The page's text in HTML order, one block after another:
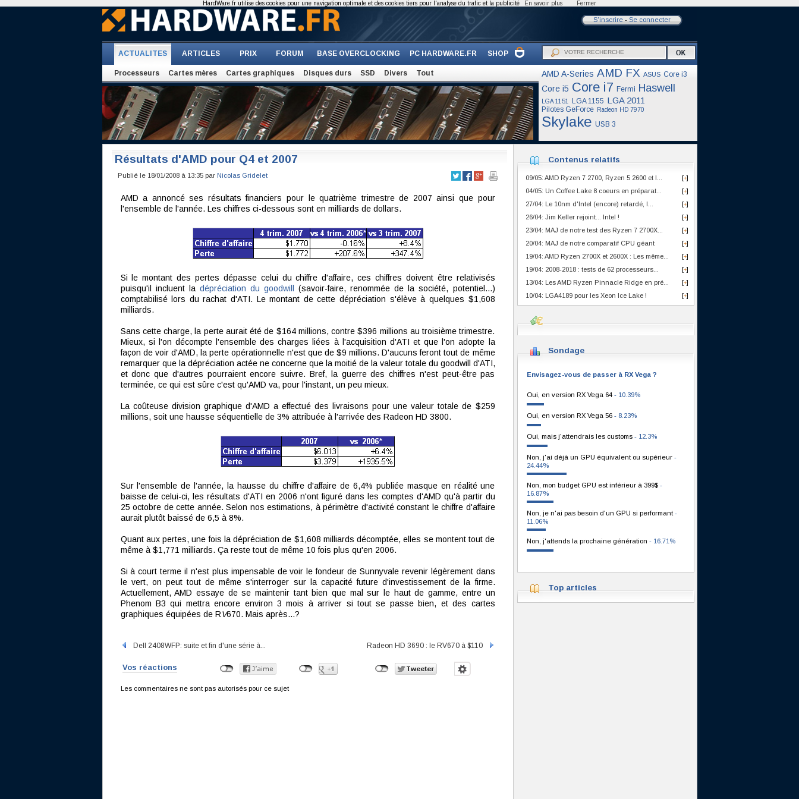
S'inscrire- Se connecter
ACTUALITES ARTICLES PRIX FORUM BASE OVERCLOCKING PC HARDWARE.FR SHOP
Processeurs Cartes mères Cartes graphiques Disques durs SSD Divers Tout AMD A-Series AMD FX ASUS Core i3
Core i5 Core i7 Fermi Haswell
LGA 1151 LGA 1155 LGA 2011
Pilotes GeForce Radeon HD 7970
Skylake USB 3
Résultats d'AMD pour Q4 et 2007
Publié le 18/01/2008 à 13:35 par Nicolas Gridelet
AMD a annoncé ses résultats financiers pour le quatrième trimestre de 2007 ainsi que pour
l'ensemble de l'année. Les chiffres ci-dessous sont en milliards de dollars.
Si le montant des pertes dépasse celui du chiffre d'affaire, ces chiffres doivent être relativisés
puisqu'il incluent la dépréciation du goodwill
(savoir-faire, renommée de la société, potentiel...)
comptabilisé lors du rachat d'ATI. Le montant de cette dépréciation s'élève à quelques $1,608
milliards.
Sans cette charge, la perte aurait été de $164 millions, contre $396 millions au troisième trimestre.
Mieux, si l'on décompte l'ensemble des charges liées à l'acquisition d'ATI et que l'on adopte la
façon de voir d'AMD, la perte opérationnelle n'est que de $9 millions. D'aucuns feront tout de même
remarquer que la dépréciation actée ne concerne que la moitié de la valeur totale du goodwill d'ATI,
et donc que d'autres pourraient encore suivre. Bref, la guerre des chiffres n'est peut-être pas
terminée, ce qui est sûre c'est qu'AMD va, pour l'instant, un peu mieux.
La coûteuse division graphique d'AMD a effectué des livraisons pour une valeur totale de $259
millions, soit une hausse séquentielle de 3% attribuée à l'arrivée des Radeon HD 3800.
Sur l'ensemble de l'année, la hausse du chiffre d'affaire de 6,4% publiée masque en réalité une
baisse de celui-ci, les résultats d'ATI en 2006 n'ont figuré dans les comptes d'AMD qu'à partir du
25 octobre de cette année. Selon nos estimations, à périmètre d'activité constant le chiffre d'affaire
aurait plutôt baissé de 6,5 à 8%.
Quant aux pertes, une fois la dépréciation de $1,608 milliards décomptée, elles se montent tout de
même à $1,771 milliards. Ça reste tout de même 10 fois plus qu'en 2006.
Si à court terme il n'est plus impensable de voir le fondeur de Sunnyvale revenir légèrement dans
le vert, on peut tout de même s'interroger sur la capacité future d'investissement de la firme.
Actuellement, AMD essaye de se maintenir tant bien que mal sur le haut de gamme, entre un
Phenom B3 qui mettra encore environ 3 mois à arriver si tout se passe bien, et des cartes
graphiques équipées de RV670. Mais après...?
Dell 2408WFP: suite et fin d'une série à... Radeon HD 3690 : le RV670 à $110
Vos réactions
Les commentaires ne sont pas autorisés pour ce sujet
Contenus relatifs
[+]
09/05: AMD Ryzen 7 2700, Ryzen 5 2600 et I...
[+]
04/05: Un Coffee Lake 8 coeurs en préparat...
[+]
27/04: Le 10nm d'Intel (encore) retardé, l...
[+]
26/04: Jim Keller rejoint... Intel !
[+]
23/04: MAJ de notre test des Ryzen 7 2700X...
[+]
20/04: MAJ de notre comparatif CPU géant
[+]
19/04: AMD Ryzen 2700X et 2600X : Les même...
[+]
19/04: 2008-2018 : tests de 62 processeurs...
[+]
13/04: Les AMD Ryzen Pinnacle Ridge en pré...
[+]
10/04: LGA4189 pour les Xeon Ice Lake !
Sondage
Envisagez-vous de passer à RX Vega ?
Oui, en version RX Vega 64 - 10.39%
Oui, en version RX Vega 56 - 8.23%
Oui, mais j'attendrais les customs - 12.3%
Non, j'ai déjà un GPU équivalent ou supérieur -
24.44%
Non, mon budget GPU est inférieur à 399$ -
16.87%
Non, je n'ai pas besoin d'un GPU si performant -
11.06%
Non, j'attends la prochaine génération - 16.71%
Top articles
HardWare.fr utilise des cookies pour une navigation optimale et des cookies tiers pour l'analyse du trafic et la publicité En savoir plus Fermer